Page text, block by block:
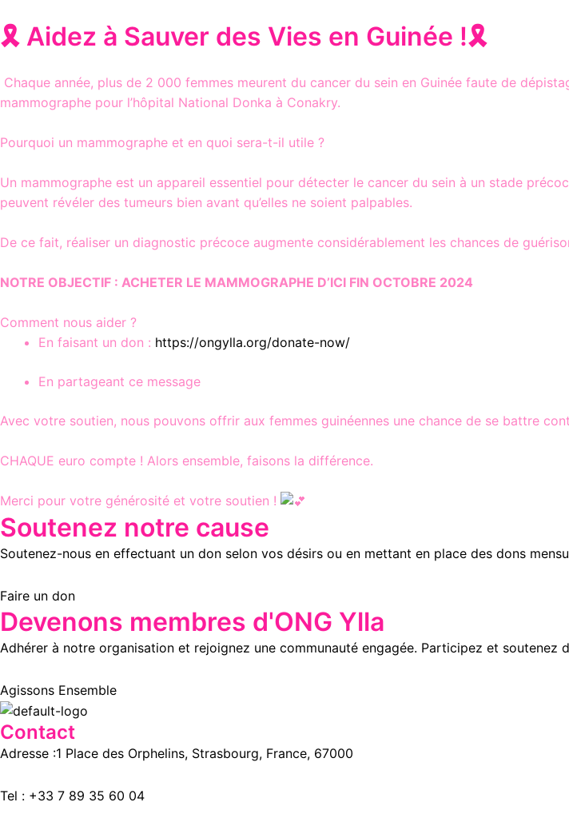
🎗️ Aidez à Sauver des Vies en Guinée !🎗️
Chaque année, plus de 2 000 femmes meurent du cancer du sein en Guinée faute de
mammographe pour l’hôpital National Donka à Conakry.
Pourquoi un mammographe et en quoi sera-t-il utile ?
Un mammographe est un appareil essentiel pour détecter le cancer du sein à un stade
peuvent révéler des tumeurs bien avant qu’elles ne soient palpables.
De ce fait, réaliser un diagnostic précoce augmente considérablement les chances de
NOTRE OBJECTIF : ACHETER LE MAMMOGRAPHE D’ICI FIN OCTOBRE 2024
Comment nous aider ?
En faisant un don : https://ongylla.org/donate-now/
En partageant ce message
Avec votre soutien, nous pouvons offrir aux femmes guinéennes une chance de se battre
CHAQUE euro compte ! Alors ensemble, faisons la différence.
Merci pour votre générosité et votre soutien !
Soutenez notre cause
Soutenez-nous en effectuant un don selon vos désirs ou en mettant en place des dons
Faire un don
Devenons membres d'ONG Ylla
Adhérer à notre organisation et rejoignez une communauté engagée. Participez et soutenez
Agissons Ensemble
Contact
Adresse :1 Place des Orphelins, Strasbourg, France, 67000
Tel : +33 7 89 35 60 04